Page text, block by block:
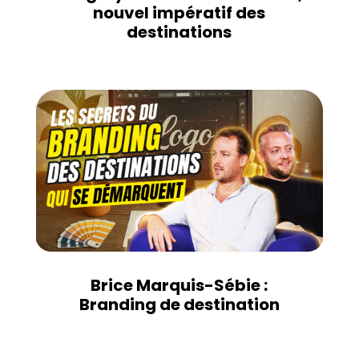
nouvel impératif des
destinations
Brice Marquis-Sébie :
Branding de destination